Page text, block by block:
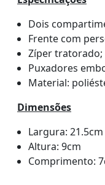
Dois
Frente com
Zíper tratorado;
Puxadores
Material:
Dimensões
Largura: 21.5cm
Altura: 9cm
Comprimento: